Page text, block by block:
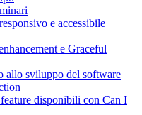
e accessibile
e Graceful
allo sviluppo del software
disponibili con Can I